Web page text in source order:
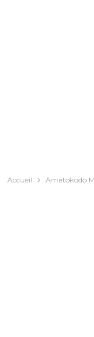
Accueil Ametokodo